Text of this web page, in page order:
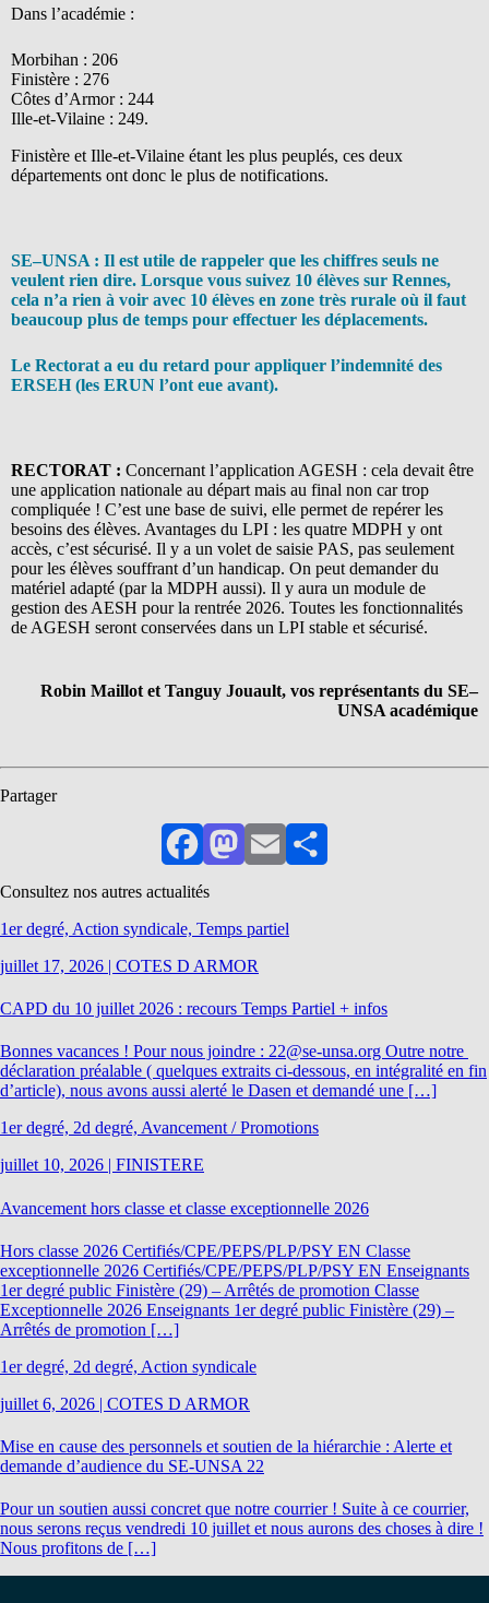
Dans l’académie :
Morbihan : 206
Finistère : 276
Côtes d’Armor : 244
Ille-et-Vilaine : 249.
Finistère et Ille-et-Vilaine étant les plus peuplés, ces deux
départements ont donc le plus de notifications.
SE–UNSA : Il est utile de rappeler que les chiffres seuls ne
veulent rien dire. Lorsque vous suivez 10 élèves sur Rennes,
cela n’a rien à voir avec 10 élèves en zone très rurale où il faut
beaucoup plus de temps pour effectuer les déplacements.
Le Rectorat a eu du retard pour appliquer l’indemnité des
ERSEH (les ERUN l’ont eue avant).
RECTORAT : Concernant l’application AGESH : cela devait être
une application nationale au départ mais au final non car trop
compliquée ! C’est une base de suivi, elle permet de repérer les
besoins des élèves. Avantages du LPI : les quatre MDPH y ont
accès, c’est sécurisé. Il y a un volet de saisie PAS, pas seulement
pour les élèves souffrant d’un handicap. On peut demander du
matériel adapté (par la MDPH aussi). Il y aura un module de
gestion des AESH pour la rentrée 2026. Toutes les fonctionnalités
de AGESH seront conservées dans un LPI stable et sécurisé.
Robin Maillot et Tanguy Jouault, vos représentants du SE–
UNSA académique
Partager
FacebookMastodon
EmailPartager
Consultez nos autres actualités
1er degré, Action syndicale, Temps partiel
juillet 17, 2026 | COTES D ARMOR
CAPD du 10 juillet 2026 : recours Temps Partiel + infos
Bonnes vacances ! Pour nous joindre : 22@se-unsa.org Outre notre
déclaration préalable ( quelques extraits ci-dessous, en intégralité en fin
d’article), nous avons aussi alerté le Dasen et demandé une […]
1er degré, 2d degré, Avancement / Promotions
juillet 10, 2026 | FINISTERE
Avancement hors classe et classe exceptionnelle 2026
Hors classe 2026 Certifiés/CPE/PEPS/PLP/PSY EN Classe
exceptionnelle 2026 Certifiés/CPE/PEPS/PLP/PSY EN Enseignants
1er degré public Finistère (29) – Arrêtés de promotion Classe
Exceptionnelle 2026 Enseignants 1er degré public Finistère (29) –
Arrêtés de promotion […]
1er degré, 2d degré, Action syndicale
juillet 6, 2026 | COTES D ARMOR
Mise en cause des personnels et soutien de la hiérarchie : Alerte et
demande d’audience du SE-UNSA 22
Pour un soutien aussi concret que notre courrier ! Suite à ce courrier,
nous serons reçus vendredi 10 juillet et nous aurons des choses à dire !
Nous profitons de […]